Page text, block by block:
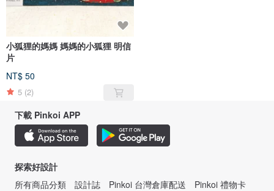
小狐狸的媽媽 媽媽的小狐狸 明信
片
NT$ 50
5 (2)
下載 Pinkoi APP
探索好設計
所有商品分類
設計誌 Pinkoi 台灣倉庫配送
Pinkoi 禮物卡